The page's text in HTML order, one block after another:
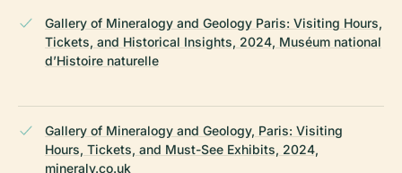
Gallery of Mineralogy and Geology Paris: Visiting Hours,
Tickets, and Historical Insights, 2024, Muséum national
d’Histoire naturelle
Gallery of Mineralogy and Geology, Paris: Visiting
Hours, Tickets, and Must-See Exhibits, 2024,
mineraly.co.uk